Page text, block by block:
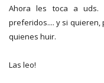
Ahora les toca a uds.
preferidos.... y si
quienes huir.
Las leo!